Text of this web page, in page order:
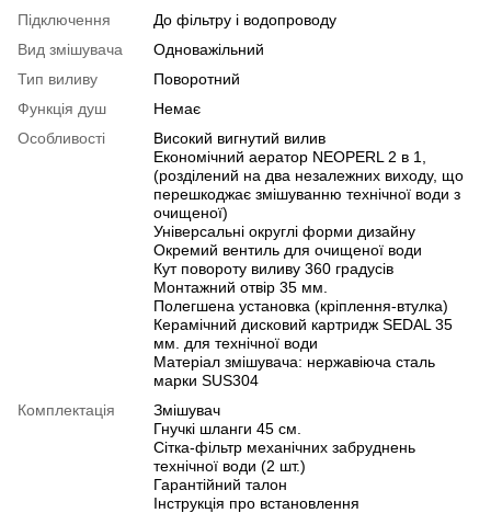
Підключення
До фільтру і водопроводу
Вид змішувача
Одноважільний
Тип виливу
Поворотний
Функція душ
Немає
Особливості
Високий вигнутий вилив
Економічний аератор NEOPERL 2 в 1,
(розділений на два незалежних виходу, що
перешкоджає змішуванню технічної води з
очищеної)
Універсальні округлі форми дизайну
Окремий вентиль для очищеної води
Кут повороту виливу 360 градусів
Монтажний отвір 35 мм.
Полегшена установка (кріплення-втулка)
Керамічний дисковий картридж SEDAL 35
мм. для технічної води
Матеріал змішувача: нержавіюча сталь
марки SUS304
Комплектація
Змішувач
Гнучкі шланги 45 см.
Сітка-фільтр механічних забруднень
технічної води (2 шт.)
Гарантійний талон
Інструкція про встановлення